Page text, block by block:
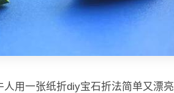
用一张纸折diy宝石折法简单又漂亮